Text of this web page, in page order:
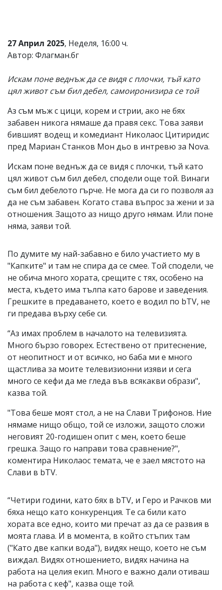
въвеждат
от
редакцията
не
отговорност
тях!
Ако
откриете
обиден
за
вас
коментар,
моля
ни!
27 Април 2025, Неделя, 16:00 ч.
Автор: Флагман.бг
Искам поне веднъж да се видя с плочки, тъй като
цял живот съм бил дебел, самоиронизира се той
Аз съм мъж с цици, корем и стрии, ако не бях
забавен никога нямаше да правя секс. Това заяви
бившият водещ и комедиант Николаос Цитиридис
пред Мариан Станков Мон дьо в интревю за Nova.
Искам поне веднъж да се видя с плочки, тъй като
цял живот съм бил дебел, сподели още той. Винаги
съм бил дебелото гърче. Не мога да си го позволя аз
да не съм забавен. Когато става въпрос за жени и за
отношения. Защото аз нищо друго нямам. Или поне
няма, заяви той.
По думите му най-забавно е било участието му в
"Капките" и там не спира да се смее. Той сподели, че
не обича много хората, срещите с тях, особено на
места, където има тълпа като барове и заведения.
Грешките в предаването, което е водил по bTV, не
ги предава върху себе си.
“Аз имах проблем в началото на телевизията.
Много бързо говорех. Естествено от притеснение,
от неопитност и от всичко, но баба ми е много
щастлива за моите телевизионни изяви и сега
много се кефи да ме гледа във всякакви образи",
казва той.
"Това беше моят стол, а не на Слави Трифонов. Ние
нямаме нищо общо, той се изложи, защото сложи
неговият 20-годишен опит с мен, което беше
грешка. Защо го направи това сравнение?",
коментира Николаос темата, че е заел мястото на
Слави в bTV.
“Четири години, като бях в bTV, и Геро и Рачков ми
бяха нещо като конкуренция. Те са били като
хората все едно, които ми пречат аз да се развия в
моята глава. И в момента, в който стъпих там
("Като две капки вода"), видях нещо, което не съм
виждал. Видях отношението, видях начина на
работа на целия екип. Много е важно дали отиваш
на работа с кеф", казва още той.